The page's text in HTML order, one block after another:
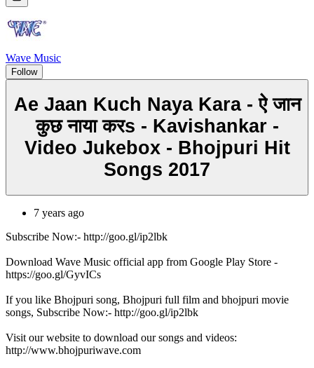
Wave Music
Follow
Ae Jaan Kuch Naya Kara - ऐ जान
कुछ नाया करs - Kavishankar -
Video Jukebox - Bhojpuri Hit
Songs 2017
7 years ago
Subscribe Now:- http://goo.gl/ip2lbk
Download Wave Music official app from Google Play Store -
https://goo.gl/GyvICs
If you like Bhojpuri song, Bhojpuri full film and bhojpuri movie
songs, Subscribe Now:- http://goo.gl/ip2lbk
Visit our website to download our songs and videos:
http://www.bhojpuriwave.com